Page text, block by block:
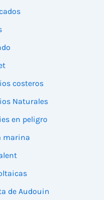
costeros
Naturales
en peligro
marina
de Audouin